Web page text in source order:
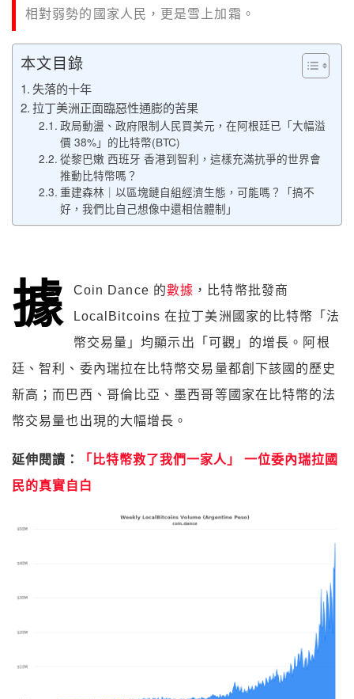
相對弱勢的國家人民，更是雪上加霜。
本文目錄
失落的十年
拉丁美洲正面臨惡性通膨的苦果
政局動盪、政府限制人民買美元，在阿根廷已「大幅溢
價 38%」的比特幣(BTC)
從黎巴嫩 西班牙 香港到智利，這樣充滿抗爭的世界會
推動比特幣嗎？
重建森林｜以區塊鏈自組經濟生態，可能嗎？「搞不
好，我們比自己想像中還相信體制」
據 Coin Dance 的數據 ，比特幣批發商
LocalBitcoins 在拉丁美洲國家的比特幣「法
幣交易量」均顯示出「可觀」的增長。阿根
廷、智利、委內瑞拉在比特幣交易量都創下該國的歷史
新高；而巴西、哥倫比亞、墨西哥等國家在比特幣的法
幣交易量也出現的大幅增長。
延伸閱讀：
「比特幣救了我們一家人」 一位委內瑞拉國
民的真實自白